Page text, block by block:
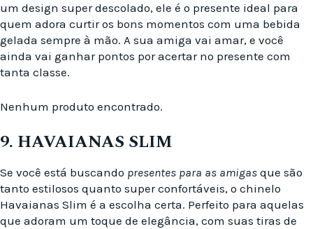
um design super descolado, ele é o presente ideal para
quem adora curtir os bons momentos com uma bebida
gelada sempre à mão. A sua amiga vai amar, e você
ainda vai ganhar pontos por acertar no presente com
tanta classe.
Nenhum produto encontrado.
9. HAVAIANAS SLIM
Se você está buscando presentes para as amigas que são
tanto estilosos quanto super confortáveis, o chinelo
Havaianas Slim é a escolha certa. Perfeito para aquelas
que adoram um toque de elegância, com suas tiras de